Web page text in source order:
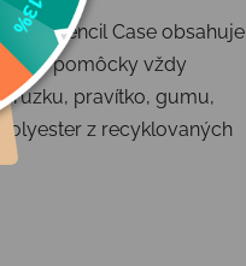
Pencil Case obsahuje
pomôcky vždy
pravítko, gumu,
z recyklovaných